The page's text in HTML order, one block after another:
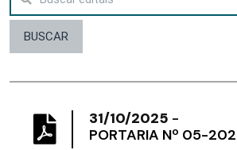
BUSCAR
31/10/2025 -
PORTARIA Nº 05-